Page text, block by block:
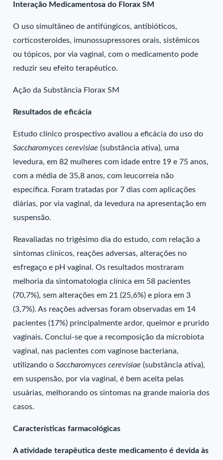
Interação Medicamentosa do Florax SM
O uso simultâneo de antifúngicos, antibióticos,
corticosteroides, imunossupressores orais, sistêmicos
ou tópicos, por via vaginal, com o medicamento pode
reduzir seu efeito terapêutico.
Ação da Substância Florax SM
Resultados de eficácia
Estudo clínico prospectivo avaliou a eficácia do uso do
Saccharomyces cerevisiae(substância ativa), uma
levedura, em 82 mulheres com idade entre 19 e 75 anos,
com a média de 35,8 anos, com leucorreia não
específica. Foram tratadas por 7 dias com aplicações
diárias, por via vaginal, da levedura na apresentação em
suspensão.
Reavaliadas no trigésimo dia do estudo, com relação a
sintomas clínicos, reações adversas, alterações no
esfregaço e pH vaginal. Os resultados mostraram
melhoria da sintomatologia clínica em 58 pacientes
(70,7%), sem alterações em 21 (25,6%) e piora em 3
(3,7%). As reações adversas foram observadas em 14
pacientes (17%) principalmente ardor, queimor e prurido
vaginais. Conclui-se que a recomposição da microbiota
vaginal, nas pacientes com vaginose bacteriana,
utilizando oSaccharomyces cerevisiae(substância ativa),
em suspensão, por via vaginal, é bem aceita pelas
usuárias, melhorando os sintomas na grande maioria dos
casos.
Características farmacológicas
A atividade terapêutica deste medicamento é devida às